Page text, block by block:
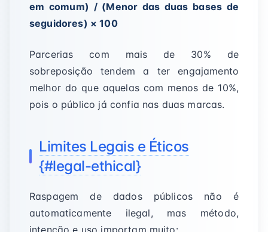
em comum) / (Menor das duas bases de
seguidores) × 100
Parcerias com mais de 30% de
sobreposição tendem a ter engajamento
melhor do que aquelas com menos de 10%,
pois o público já confia nas duas marcas.
Limites Legais e Éticos
{#legal-ethical}
Raspagem de dados públicos não é
automaticamente ilegal, mas método,
intenção e uso importam muito: